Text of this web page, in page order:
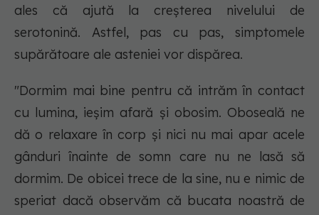
ales că ajută la creșterea nivelului de
serotonină. Astfel, pas cu pas, simptomele
supărătoare ale asteniei vor dispărea.
"Dormim mai bine pentru că intrăm în contact
cu lumina, ieșim afară și obosim. Oboseală ne
dă o relaxare în corp și nici nu mai apar acele
gânduri înainte de somn care nu ne lasă să
dormim. De obicei trece de la sine, nu e nimic de
speriat dacă observăm că bucata noastră de